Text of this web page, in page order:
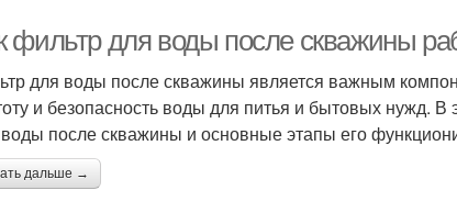
фильтр для воды после скважины
для воды после скважины является важным
и безопасность воды для питья и бытовых нужд.
после скважины и основные этапы его
дальше →